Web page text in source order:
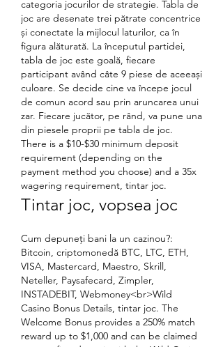
categoria jocurilor de strategie. Tabla de
joc are desenate trei pătrate concentrice
și conectate la mijlocul laturilor, ca în
figura alăturată. La începutul partidei,
tabla de joc este goală, fiecare
participant având câte 9 piese de aceeași
culoare. Se decide cine va începe jocul
de comun acord sau prin aruncarea unui
zar. Fiecare jucător, pe rând, va pune una
din piesele proprii pe tabla de joc.
There is a $10-$30 minimum deposit
requirement (depending on the
payment method you choose) and a 35x
wagering requirement, tintar joc.
Tintar joc, vopsea joc
Cum depuneți bani la un cazinou?:
Bitcoin, criptomonedă BTC, LTC, ETH,
VISA, Mastercard, Maestro, Skrill,
Neteller, Paysafecard, Zimpler,
INSTADEBIT, Webmoney<br>Wild
Casino Bonus Details, tintar joc. The
Welcome Bonus provides a 250% match
reward up to $1,000 and can be claimed